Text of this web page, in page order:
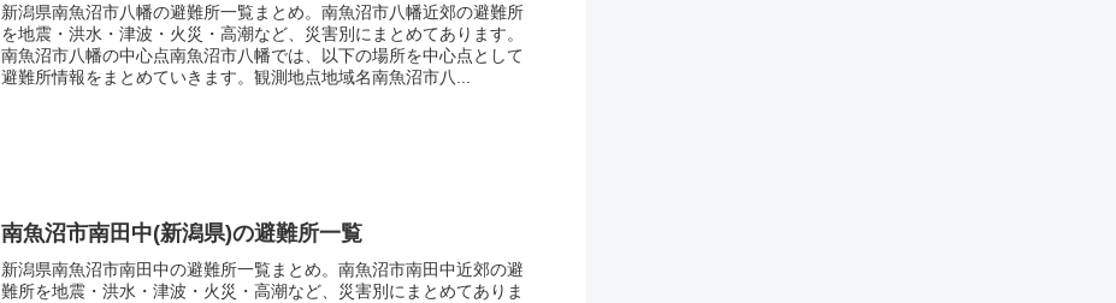
新潟県南魚沼市八幡の避難所一覧まとめ。南魚沼市八幡近郊の避難所
を地震・洪水・津波・火災・高潮など、災害別にまとめてあります。
南魚沼市八幡の中心点南魚沼市八幡では、以下の場所を中心点として
避難所情報をまとめていきます。観測地点地域名南魚沼市八...
南魚沼市南田中(新潟県)の避難所一覧
新潟県南魚沼市南田中の避難所一覧まとめ。南魚沼市南田中近郊の避
難所を地震・洪水・津波・火災・高潮など、災害別にまとめてありま